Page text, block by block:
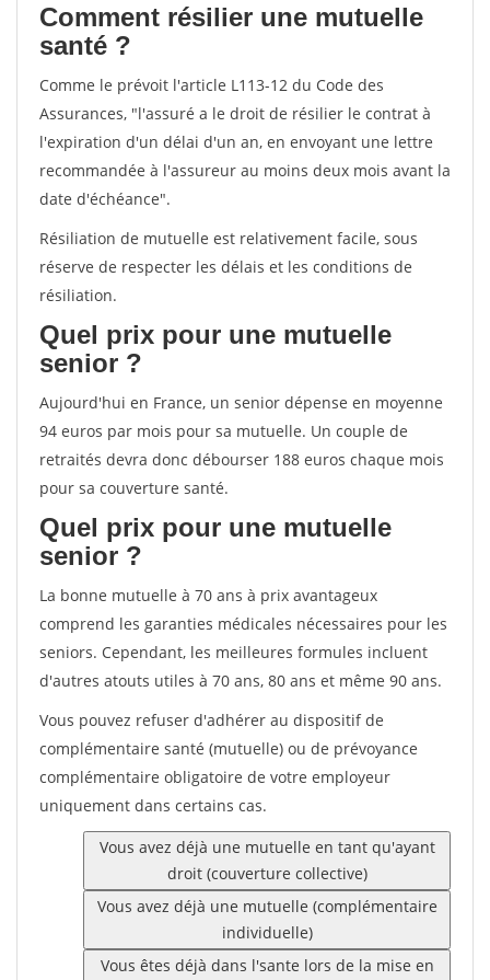
Comment résilier une mutuelle
santé ?
Comme le prévoit l'article L113-12 du Code des
Assurances, "l'assuré a le droit de résilier le contrat à
l'expiration d'un délai d'un an, en envoyant une lettre
recommandée à l'assureur au moins deux mois avant la
date d'échéance".
Résiliation de mutuelle est relativement facile, sous
réserve de respecter les délais et les conditions de
résiliation.
Quel prix pour une mutuelle
senior ?
Aujourd'hui en France, un senior dépense en moyenne
94 euros par mois pour sa mutuelle. Un couple de
retraités devra donc débourser 188 euros chaque mois
pour sa couverture santé.
Quel prix pour une mutuelle
senior ?
La bonne mutuelle à 70 ans à prix avantageux
comprend les garanties médicales nécessaires pour les
seniors. Cependant, les meilleures formules incluent
d'autres atouts utiles à 70 ans, 80 ans et même 90 ans.
Vous pouvez refuser d'adhérer au dispositif de
complémentaire santé (mutuelle) ou de prévoyance
complémentaire obligatoire de votre employeur
uniquement dans certains cas.
Vous avez déjà une mutuelle en tant qu'ayant
droit (couverture collective)
Vous avez déjà une mutuelle (complémentaire
individuelle)
Vous êtes déjà dans l'sante lors de la mise en